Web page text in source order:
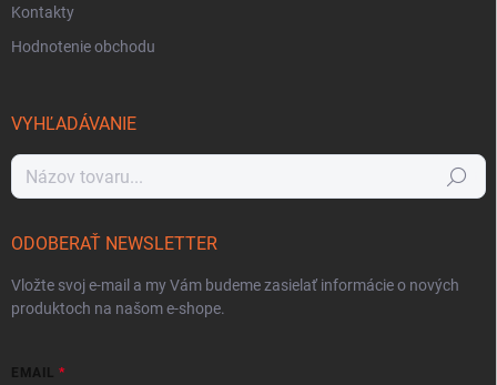
Kontakty
Hodnotenie obchodu
VYHĽADÁVANIE
Hľadať
ODOBERAŤ NEWSLETTER
Vložte svoj e-mail a my Vám budeme zasielať informácie o nových
produktoch na našom e-shope.
EMAIL